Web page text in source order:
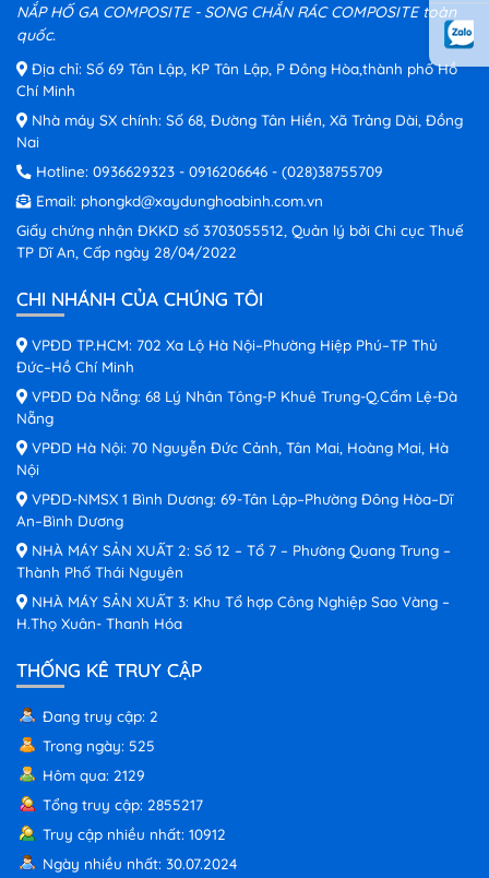
NẮP HỐ GA COMPOSITE - SONG CHẮN RÁC COMPOSITE toàn
quốc.
Địa chỉ: Số 69 Tân Lập, KP Tân Lập, P Đông Hòa,thành phố Hồ
Chí Minh
Nhà máy SX chính: Số 68, Đường Tân Hiền, Xã Trảng Dài, Đồng
Nai
Hotline: 0936629323 - 0916206646 - (028)38755709
Email: phongkd@xaydunghoabinh.com.vn
Giấy chứng nhận ĐKKD số 3703055512, Quản lý bởi Chi cục Thuế
TP Dĩ An, Cấp ngày 28/04/2022
CHI NHÁNH CỦA CHÚNG TÔI
VPĐD TP.HCM: 702 Xa Lộ Hà Nội–Phường Hiệp Phú–TP Thủ
Đức–Hồ Chí Minh
VPĐD Đà Nẵng: 68 Lý Nhân Tông-P Khuê Trung-Q.Cẩm Lệ-Đà
Nẵng
VPĐD Hà Nội: 70 Nguyễn Đức Cảnh, Tân Mai, Hoàng Mai, Hà
Nội
VPĐD-NMSX 1 Bình Dương: 69-Tân Lập–Phường Đông Hòa–Dĩ
An–Bình Dương
NHÀ MÁY SẢN XUẤT 2: Số 12 – Tổ 7 – Phường Quang Trung –
Thành Phố Thái Nguyên
NHÀ MÁY SẢN XUẤT 3: Khu Tổ hợp Công Nghiệp Sao Vàng –
H.Thọ Xuân- Thanh Hóa
THỐNG KÊ TRUY CẬP
Đang truy cập: 2
Trong ngày: 525
Hôm qua: 2129
Tổng truy cập: 2855217
Truy cập nhiều nhất: 10912
Ngày nhiều nhất: 30.07.2024